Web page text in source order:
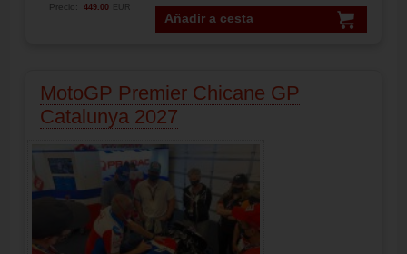
Añadir a cesta
Precio: 449.00 EUR
MotoGP Premier Chicane GP
Catalunya 2027